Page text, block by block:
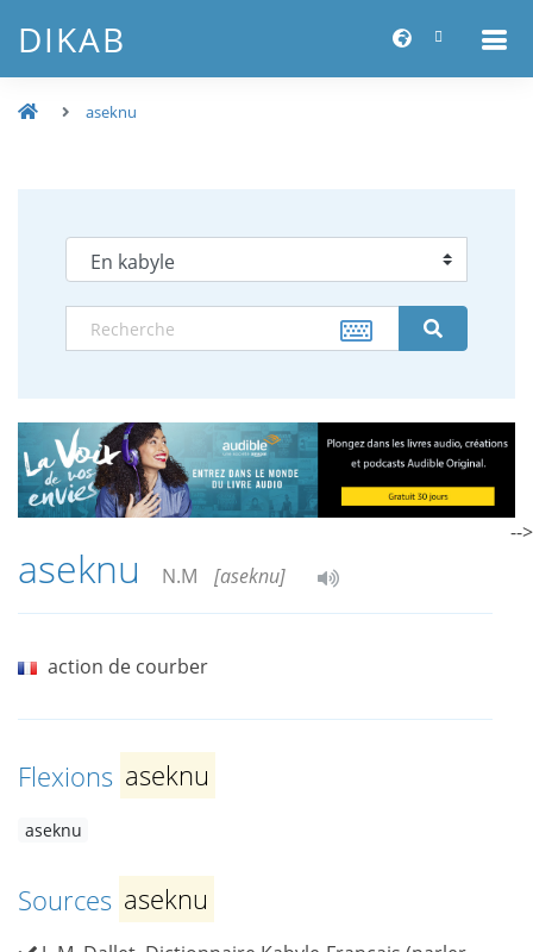
DIKAB
aseknu
aseknu N.M [aseknu]
action de courber
Flexions aseknu
aseknu
Sources aseknu
-->